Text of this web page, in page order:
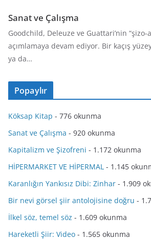
Sanat ve Çalışma
Goodchild, Deleuze ve Guattari’nin “şizo-
açımlamaya devam ediyor. Bir kaçış
ya da…
Popaylır
Köksap Kitap - 776 okunma
Sanat ve Çalışma - 920 okunma
Kapitalizm ve Şizofreni - 1.172 okunma
HİPERMARKET VE HİPERMAL - 1.145
Karanlığın Yankısız Dibi: Zinhar - 1.909
Bir nevi görsel şiir antolojisine doğru -
İlkel söz, temel söz - 1.609 okunma
Hareketli Şiir: Video - 1.565 okunma